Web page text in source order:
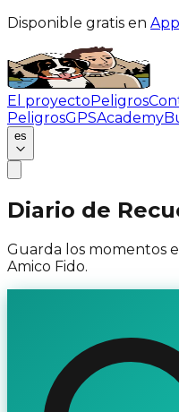
Disponible gratis en
El proyectoPeligros
PeligrosGPSAcademy
es
Diario de
Guarda los momentos
Amico Fido.